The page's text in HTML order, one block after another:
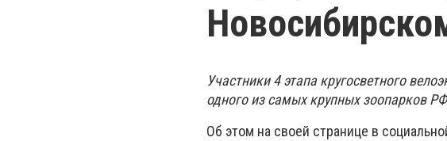
Участники 4 этапа кругосветного
одного из самых крупных зоопарков
Об этом на своей странице в